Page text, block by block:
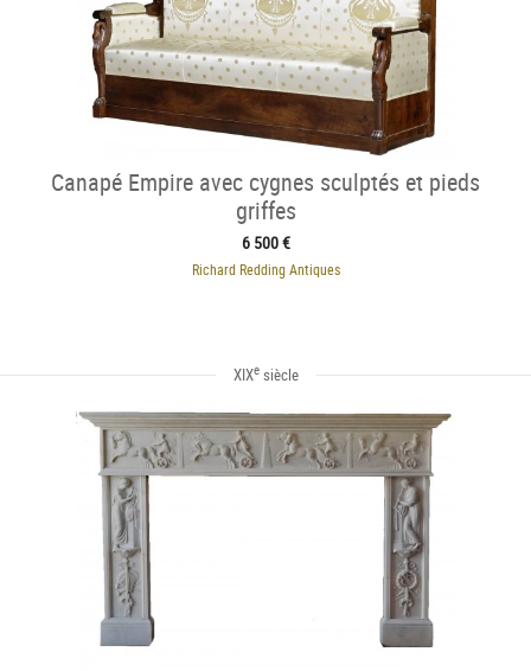
Canapé Empire avec cygnes sculptés et pieds
griffes
6 500 €
Richard Redding Antiques
XIXesiècle